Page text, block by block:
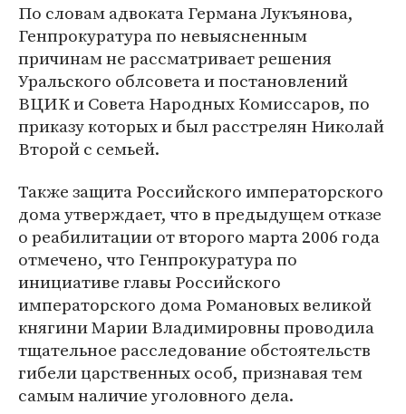
По словам адвоката Германа Лукъянова,
Генпрокуратура по невыясненным
причинам не рассматривает решения
Уральского облсовета и постановлений
ВЦИК и Совета Народных Комиссаров, по
приказу которых и был расстрелян Николай
Второй с семьей.
Также защита Российского императорского
дома утверждает, что в предыдущем отказе
о реабилитации от второго марта 2006 года
отмечено, что Генпрокуратура по
инициативе главы Российского
императорского дома Романовых великой
княгини Марии Владимировны проводила
тщательное расследование обстоятельств
гибели царственных особ, признавая тем
самым наличие уголовного дела.